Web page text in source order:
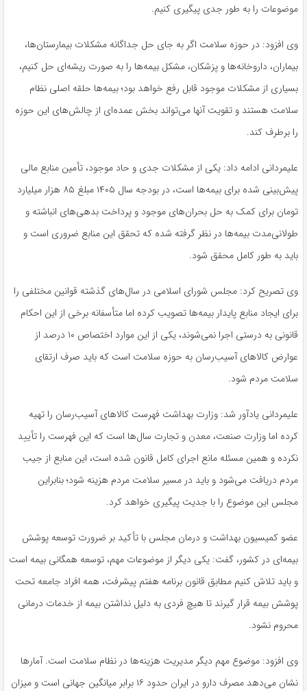
موضوعات را به طور جدی پیگیری کنیم.
وی افزود: در حوزه سلامت اگر به جای حل جداگانه مشکلات بیمارستان‌ها،
بیماران، داروخانه‌ها و پزشکان، مشکل بیمه‌ها را به صورت ریشه‌ای حل کنیم،
بسیاری از مشکلات موجود قابل رفع خواهد بود؛ بیمه‌ها حلقه اصلی نظام
سلامت هستند و تقویت آنها می‌تواند بخش عمده‌ای از چالش‌های این حوزه
را برطرف کند.
علیمردانی ادامه داد: یکی از مشکلات جدی و حاد موجود، تأمین منابع مالی
پیش‌بینی شده برای بیمه‌ها است، در بودجه سال ۱۴۰۵ مبلغ ۸۵ هزار میلیارد
تومان برای کمک به حل بحران‌های موجود و پرداخت بدهی‌های انباشته و
طولانی‌مدت بیمه‌ها در نظر گرفته شده که تحقق این منابع ضروری است و
باید به طور کامل محقق شود.
وی تصریح کرد: مجلس شورای اسلامی در سال‌های گذشته قوانین مختلفی را
برای ایجاد منابع پایدار بیمه‌ها تصویب کرده اما متأسفانه برخی از این احکام
قانونی به درستی اجرا نمی‌شوند، یکی از این موارد اختصاص ۱۰ درصد از
عوارض کالاهای آسیب‌رسان به حوزه سلامت است که باید صرف ارتقای
سلامت مردم شود.
علیمردانی یادآور شد: وزارت بهداشت فهرست کالاهای آسیب‌رسان را تهیه
کرده اما وزارت صنعت، معدن و تجارت سال‌ها است که این فهرست را تأیید
نکرده و همین مسئله مانع اجرای کامل قانون شده است، این منابع از جیب
مردم دریافت می‌شود و باید در مسیر سلامت مردم هزینه شود؛ بنابراین
مجلس این موضوع را با جدیت پیگیری خواهد کرد.
عضو کمیسیون بهداشت و درمان مجلس با تأکید بر ضرورت توسعه پوشش
بیمه‌ای در کشور، گفت: یکی دیگر از موضوعات مهم، توسعه همگانی بیمه است
و باید تلاش کنیم مطابق قانون برنامه هفتم پیشرفت، همه افراد جامعه تحت
پوشش بیمه قرار گیرند تا هیچ فردی به دلیل نداشتن بیمه از خدمات درمانی
محروم نشود.
وی افزود: موضوع مهم دیگر مدیریت هزینه‌ها در نظام سلامت است. آمارها
نشان می‌دهد مصرف دارو در ایران حدود ۱۶ برابر میانگین جهانی است و میزان